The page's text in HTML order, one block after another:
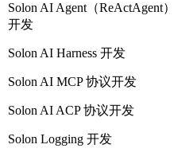
Solon AI Agent（ReActAgent）
开发
Solon AI Harness 开发
Solon AI MCP 协议开发
Solon AI ACP 协议开发
Solon Logging 开发